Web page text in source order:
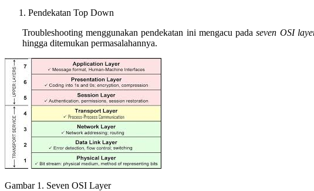
Pendekatan Top Down
Troubleshooting menggunakan pendekatan ini mengacu padaseven OSI
hingga ditemukan permasalahannya.
Gambar 1. Seven OSI Layer